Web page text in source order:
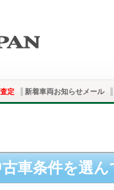
定 新着車両お知らせメール
車条件を選ん